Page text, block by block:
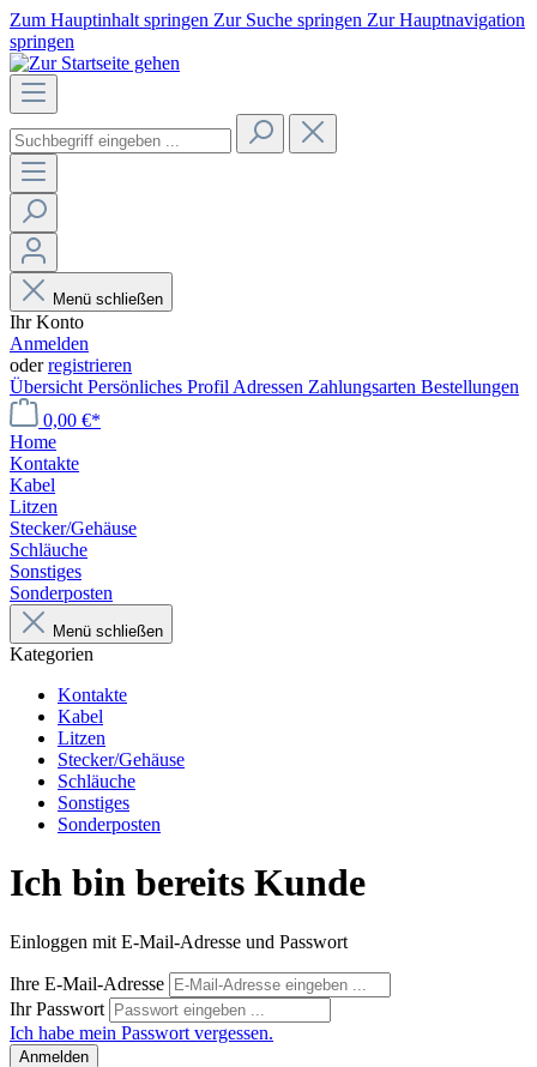
Zum Hauptinhalt springen Zur Suche springen Zur Hauptnavigation
springen
Menü schließen
Ihr Konto
Anmelden
oderregistrieren
Übersicht Persönliches Profil Adressen Zahlungsarten Bestellungen
0,00 €*
Home
Kontakte
Kabel
Litzen
Stecker/Gehäuse
Schläuche
Sonstiges
Sonderposten
Menü schließen
Kategorien
Kontakte
Kabel
Litzen
Stecker/Gehäuse
Schläuche
Sonstiges
Sonderposten
Ich bin bereits Kunde
Einloggen mit E-Mail-Adresse und Passwort
Ihre E-Mail-Adresse
Ihr Passwort
Ich habe mein Passwort vergessen.
Anmelden